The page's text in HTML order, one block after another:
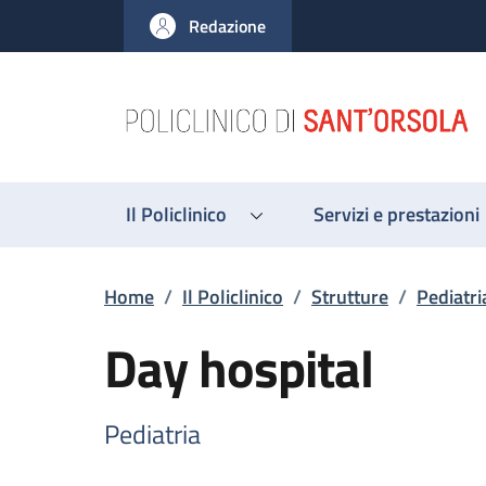
al contenuto principale
to footer content
Redazione
Il Policlinico Servizi e prestazioni
Briciole di pane
Home / Il Policlinico / Strutture /
Day hospital
Pediatria